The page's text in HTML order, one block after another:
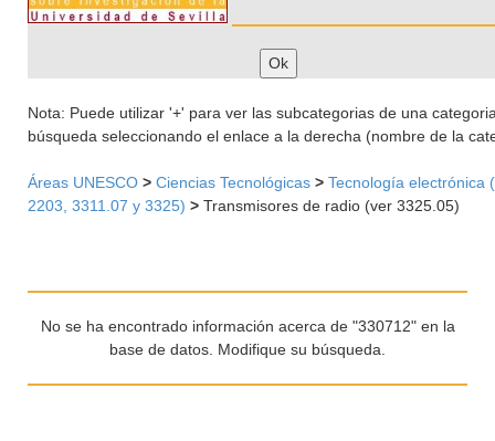
Nota: Puede utilizar '+' para ver las subcategorias de una
búsqueda seleccionando el enlace a la derecha (nombre de la
Áreas UNESCO > Ciencias Tecnológicas > Tecnología electrónica
2203, 3311.07 y 3325) > Transmisores de radio (ver 3325.05)
No se ha encontrado información acerca de "330712" en la
base de datos. Modifique su búsqueda.